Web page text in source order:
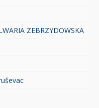
ZEBRZYDOWSKA